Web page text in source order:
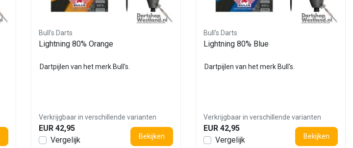
Bull's Darts
Lightning 80% Orange
Dartpijlen van het merk Bull's.
Verkrijgbaar in verschillende varianten
EUR 42,95
Vergelijk
Bekijken
Bull's Darts
Lightning 80% Blue
Dartpijlen van het merk Bull's.
Verkrijgbaar in verschillende varianten
EUR 42,95
Vergelijk
Bekijken